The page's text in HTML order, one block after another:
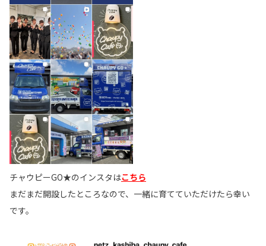
チャウピーGO★のインスタはこちら
まだまだ開設したところなので、一緒に育てていただけたら幸い
です。